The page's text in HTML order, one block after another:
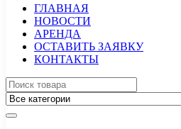
ГЛАВНАЯ
НОВОСТИ
АРЕНДА
ОСТАВИТЬ ЗАЯВКУ
КОНТАКТЫ